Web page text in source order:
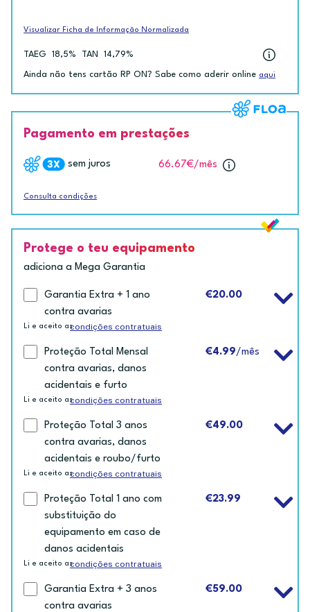
Visualizar Ficha de Informação Normalizada
TAEG 18,5% TAN 14,79%
Ainda não tens cartão RP ON? Sabe como aderir online aqui
Pagamento em prestações
sem juros 66.67€/mês
Consulta condições
Protege o teu equipamento
adiciona a Mega Garantia
Garantia Extra + 1 ano
contra avarias
€20.00
Li e aceito ascondições contratuais
Proteção Total Mensal
contra avarias, danos
acidentais e furto
€4.99/mês
Li e aceito ascondições contratuais
Proteção Total 3 anos
contra avarias, danos
acidentais e roubo/furto
€49.00
Li e aceito ascondições contratuais
Proteção Total 1 ano com
substituição do
equipamento em caso de
danos acidentais
€23.99
Li e aceito ascondições contratuais
Garantia Extra + 3 anos
contra avarias
€59.00